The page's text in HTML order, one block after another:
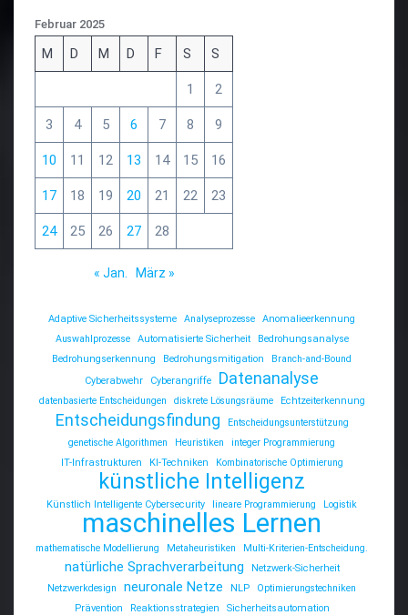
Februar 2025
M D M D F S S
1 2
3 4 5 6 7 8 9
10 11 12 13 14 15 16
17 18 19 20 21 22 23
24 25 26 27 28
« Jan. März »
Adaptive Sicherheitssysteme Analyseprozesse
Anomalieerkennung
Auswahlprozesse
Automatisierte Sicherheit
Bedrohungsanalyse
Bedrohungserkennung
Bedrohungsmitigation
Branch-and-Bound
Cyberabwehr
Cyberangriffe Datenanalyse
datenbasierte Entscheidungen diskrete Lösungsräume Echtzeiterkennung
Entscheidungsfindung
Entscheidungsunterstützung
genetische Algorithmen
Heuristiken
integer Programmierung
IT-Infrastrukturen
KI-Techniken Kombinatorische Optimierung
künstliche Intelligenz
Künstlich Intelligente Cybersecurity lineare Programmierung Logistik
maschinelles Lernen
mathematische Modellierung Metaheuristiken Multi-Kriterien-Entscheidung.
natürliche Sprachverarbeitung
Netzwerk-Sicherheit
Netzwerkdesign
neuronale Netze NLP
Optimierungstechniken
Prävention
Reaktionsstrategien
Sicherheitsautomation